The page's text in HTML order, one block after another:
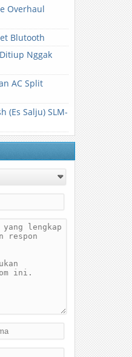
Overhaul
Blutooth
Nggak
AC Split
(Es Salju) SLM-